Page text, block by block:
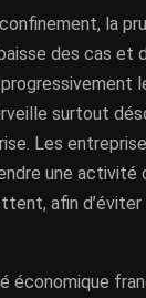
la
des cas et
surtout
Les
une
afin
économique